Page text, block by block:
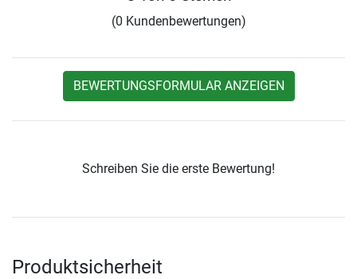
(0 Kundenbewertungen)
BEWERTUNGSFORMULAR ANZEIGEN
Schreiben Sie die erste Bewertung!
Produktsicherheit